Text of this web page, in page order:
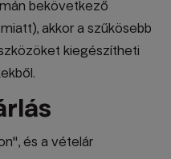
bekövetkező
akkor a szűkösebb
kiegészítheti
és a vételár